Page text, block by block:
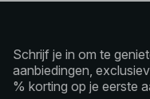
Schrijf je in om te
aanbiedingen,
% korting op je eerste